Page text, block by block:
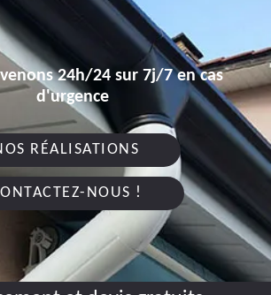
24h/24 sur 7j/7 en cas
d'urgence
RÉALISATIONS
NOUS !